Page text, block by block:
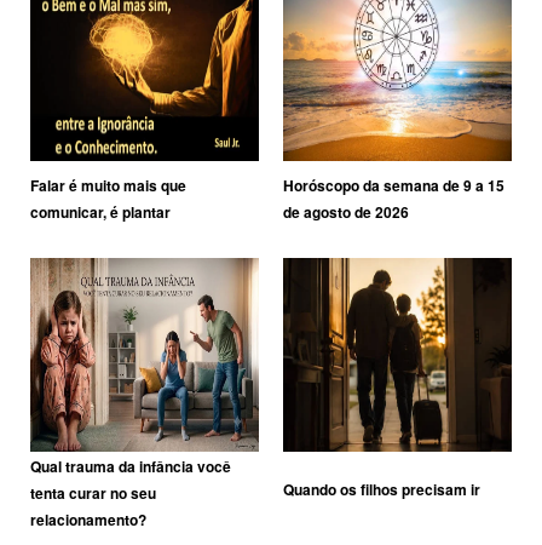
Falar é muito mais que
comunicar, é plantar
Horóscopo da semana de 9 a 15
de agosto de 2026
Qual trauma da infância você
tenta curar no seu
relacionamento?
Quando os filhos precisam ir